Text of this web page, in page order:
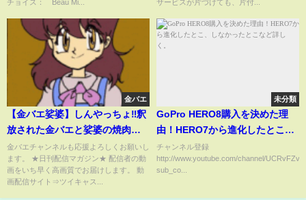
チョイス： Beau Mi...
サービスが片づけても、片付...
金バエ
【金バエ娑婆】しんやっちょ‼釈
放された金バエと娑婆の焼肉を
堪能する3月29日
金バエチャンネルも応援よろしくお願いし
ます。 ★日刊配信マガジン★ 配信者の動
画をいち早く高画質でお届けします。 動
画配信サイト⇒ツイキャス...
未分類
GoPro HERO8購入を決めた理
由！HERO7から進化したとこ、
しなかったとこなど詳しく。
チャンネル登録
http://www.youtube.com/channel/
sub_co...